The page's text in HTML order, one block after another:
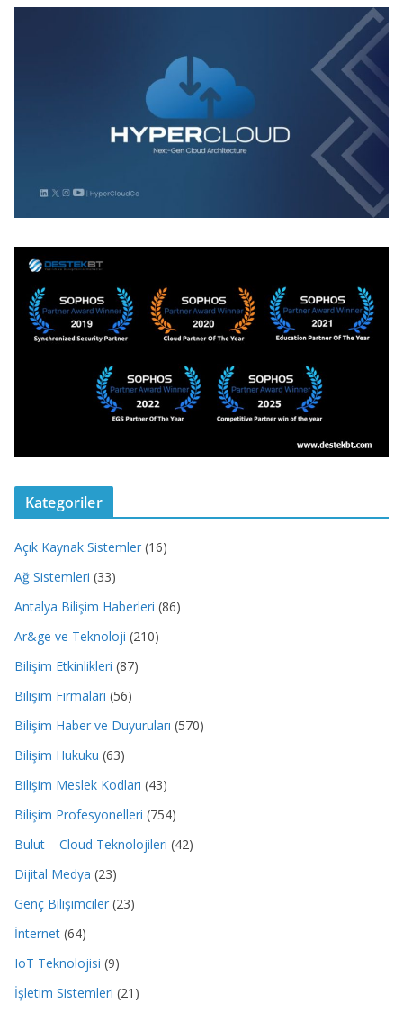
Kategoriler
Açık Kaynak Sistemler (16)
Ağ Sistemleri (33)
Antalya Bilişim Haberleri (86)
Ar&ge ve Teknoloji (210)
Bilişim Etkinlikleri (87)
Bilişim Firmaları (56)
Bilişim Haber ve Duyuruları (570)
Bilişim Hukuku (63)
Bilişim Meslek Kodları (43)
Bilişim Profesyonelleri (754)
Bulut – Cloud Teknolojileri (42)
Dijital Medya (23)
Genç Bilişimciler (23)
İnternet (64)
IoT Teknolojisi (9)
İşletim Sistemleri (21)